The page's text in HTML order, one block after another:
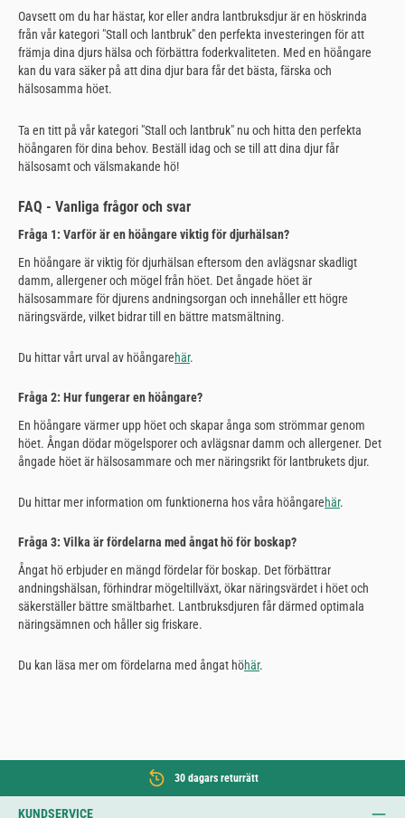
Oavsett om du har hästar, kor eller andra lantbruksdjur är en höskrinda
från vår kategori "Stall och lantbruk" den perfekta investeringen för att
främja dina djurs hälsa och förbättra foderkvaliteten. Med en höångare
kan du vara säker på att dina djur bara får det bästa, färska och
hälsosamma höet.
Ta en titt på vår kategori "Stall och lantbruk" nu och hitta den perfekta
höångaren för dina behov. Beställ idag och se till att dina djur får
hälsosamt och välsmakande hö!
FAQ - Vanliga frågor och svar
Fråga 1: Varför är en höångare viktig för djurhälsan?
En höångare är viktig för djurhälsan eftersom den avlägsnar skadligt
damm, allergener och mögel från höet. Det ångade höet är
hälsosammare för djurens andningsorgan och innehåller ett högre
näringsvärde, vilket bidrar till en bättre matsmältning.
Du hittar vårt urval av höångarehär.
Fråga 2: Hur fungerar en höångare?
En höångare värmer upp höet och skapar ånga som strömmar genom
höet. Ångan dödar mögelsporer och avlägsnar damm och allergener. Det
ångade höet är hälsosammare och mer näringsrikt för lantbrukets djur.
Du hittar mer information om funktionerna hos våra höångarehär.
Fråga 3: Vilka är fördelarna med ångat hö för boskap?
Ångat hö erbjuder en mängd fördelar för boskap. Det förbättrar
andningshälsan, förhindrar mögeltillväxt, ökar näringsvärdet i höet och
säkerställer bättre smältbarhet. Lantbruksdjuren får därmed optimala
näringsämnen och håller sig friskare.
Du kan läsa mer om fördelarna med ångat höhär.
30 dagars returrätt
KUNDSERVICE